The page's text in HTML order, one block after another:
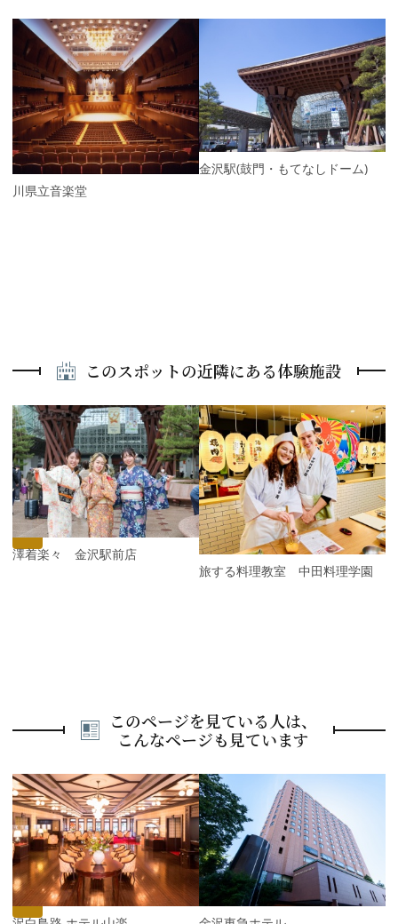
P
r
e
v
i
o
u
s
石川県立音楽堂
金沢駅(鼓門・もてなしドーム)
N
e
x
t
このスポットの近隣にある体験施設
P
r
e
v
i
o
u
s
金澤着楽々 金沢駅前店
旅する料理教室 中田料理学園
N
e
x
t
このページを見ている人は、
こんなページも見ています
P
r
e
v
i
o
u
s